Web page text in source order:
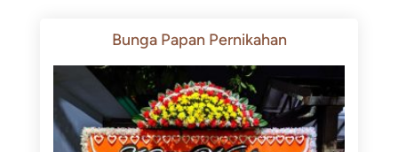
Bunga Papan Pernikahan